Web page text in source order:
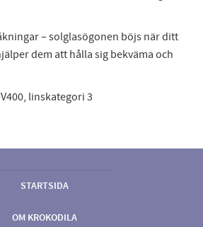
– solglasögonen böjs när ditt
dem att hålla sig bekväma och
linskategori 3
STARTSIDA
OM KROKODILA